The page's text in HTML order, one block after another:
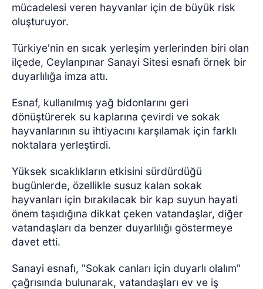
mücadelesi veren hayvanlar için de büyük risk
oluşturuyor.
Türkiye'nin en sıcak yerleşim yerlerinden biri olan
ilçede, Ceylanpınar Sanayi Sitesi esnafı örnek bir
duyarlılığa imza attı.
Esnaf, kullanılmış yağ bidonlarını geri
dönüştürerek su kaplarına çevirdi ve sokak
hayvanlarının su ihtiyacını karşılamak için farklı
noktalara yerleştirdi.
Yüksek sıcaklıkların etkisini sürdürdüğü
bugünlerde, özellikle susuz kalan sokak
hayvanları için bırakılacak bir kap suyun hayati
önem taşıdığına dikkat çeken vatandaşlar, diğer
vatandaşları da benzer duyarlılığı göstermeye
davet etti.
Sanayi esnafı, "Sokak canları için duyarlı olalım"
çağrısında bulunarak, vatandaşları ev ve iş